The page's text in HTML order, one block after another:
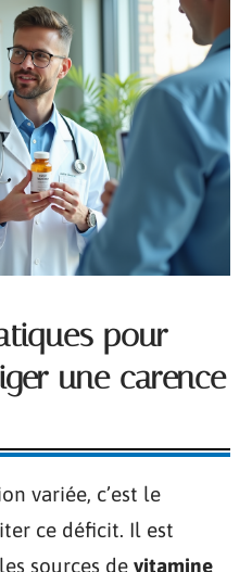
pour
une carence
variée, c’est le
ce déficit. Il est
sources de vitamine